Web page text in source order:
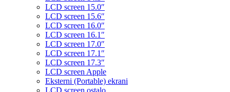
LCD screen 15.0″
LCD screen 15.6″
LCD screen 16.0″
LCD screen 16.1″
LCD screen 17.0″
LCD screen 17.1″
LCD screen 17.3″
LCD screen Apple
Eksterni (Portable) ekrani
LCD screen ostalo